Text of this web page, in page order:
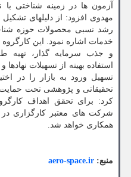
آزمون ها در زمینه شناختی با
مهدوی افزود: از دلیلهای
رشد نسبی محصولات حوزه
خدمات اشاره نمود. این
و جذب سرمایه گذار، تهیه
استفاده بهینه از تسهیلات
تسهیل ورود به بازار را در
تحقیقاتی و پژوهشی تحت
کرد: برای تحقق اهداف
شرکت های معتبر کارگزاری
همکاری خواهد شد.
منبع: aero-space.ir